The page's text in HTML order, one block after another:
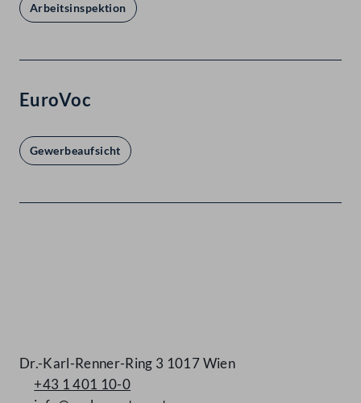
Arbeitsinspektion
EuroVoc
Gewerbeaufsicht
Dr.-Karl-Renner-Ring 3 1017 Wien
+43 1 401 10-0